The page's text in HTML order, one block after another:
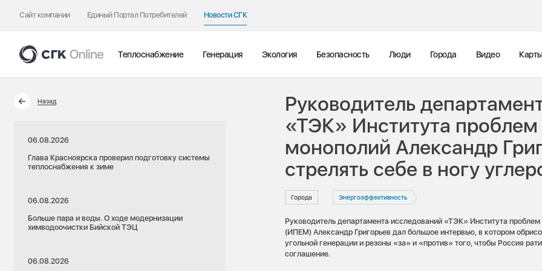
Сайт компании Единый Портал Потребителей Новости СГК
Теплоснабжение Генерация Экология Безопасность Люди Города Видео Карты
Назад
06.08.2026
Глава Красноярска проверил подготовку системы
теплоснабжения к зиме
06.08.2026
Больше пара и воды. О ходе модернизации
химводоочистки Бийской ТЭЦ
06.08.2026
Руководитель
«ТЭК» Института проблем
монополий Александр
стрелять себе в ногу
Города Энергоэффективность
Руководитель департамента исследований «ТЭК» Института
(ИПЕМ) Александр Григорьев дал большое интервью, в котором
угольной генерации и резоны «за» и «против» того, чтобы Россия
соглашение.